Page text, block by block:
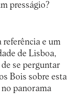
presságio?
e um
de Lisboa,
se perguntar
Bois sobre esta
no panorama